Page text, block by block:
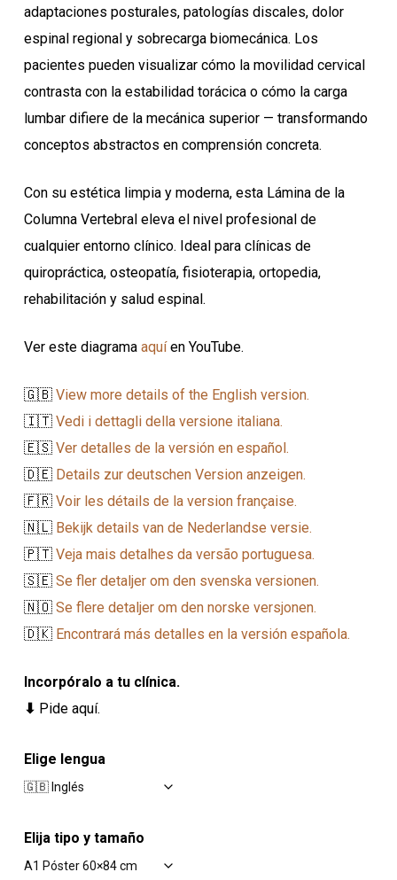
adaptaciones posturales, patologías discales, dolor
espinal regional y sobrecarga biomecánica. Los
pacientes pueden visualizar cómo la movilidad cervical
contrasta con la estabilidad torácica o cómo la carga
lumbar difiere de la mecánica superior — transformando
conceptos abstractos en comprensión concreta.
Con su estética limpia y moderna, esta Lámina de la
Columna Vertebral eleva el nivel profesional de
cualquier entorno clínico. Ideal para clínicas de
quiropráctica, osteopatía, fisioterapia, ortopedia,
rehabilitación y salud espinal.
Ver este diagrama aquíen YouTube.
🇬🇧 View more details of the English version.
🇮🇹 Vedi i dettagli della versione italiana.
🇪🇸 Ver detalles de la versión en español.
🇩🇪 Details zur deutschen Version anzeigen.
🇫🇷 Voir les détails de la version française.
🇳🇱 Bekijk details van de Nederlandse versie.
🇵🇹 Veja mais detalhes da versão portuguesa.
🇸🇪 Se fler detaljer om den svenska versionen.
🇳🇴 Se flere detaljer om den norske versjonen.
🇩🇰 Encontrará más detalles en la versión española.
Incorpóralo a tu clínica.
⬇ Pide aquí.
Elige lengua
Elija tipo y tamaño